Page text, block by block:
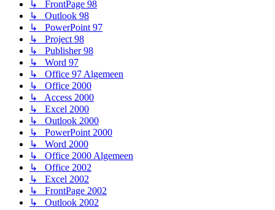
↳ FrontPage 98
↳ Outlook 98
↳ PowerPoint 97
↳ Project 98
↳ Publisher 98
↳ Word 97
↳ Office 97 Algemeen
↳ Office 2000
↳ Access 2000
↳ Excel 2000
↳ Outlook 2000
↳ PowerPoint 2000
↳ Word 2000
↳ Office 2000 Algemeen
↳ Office 2002
↳ Excel 2002
↳ FrontPage 2002
↳ Outlook 2002